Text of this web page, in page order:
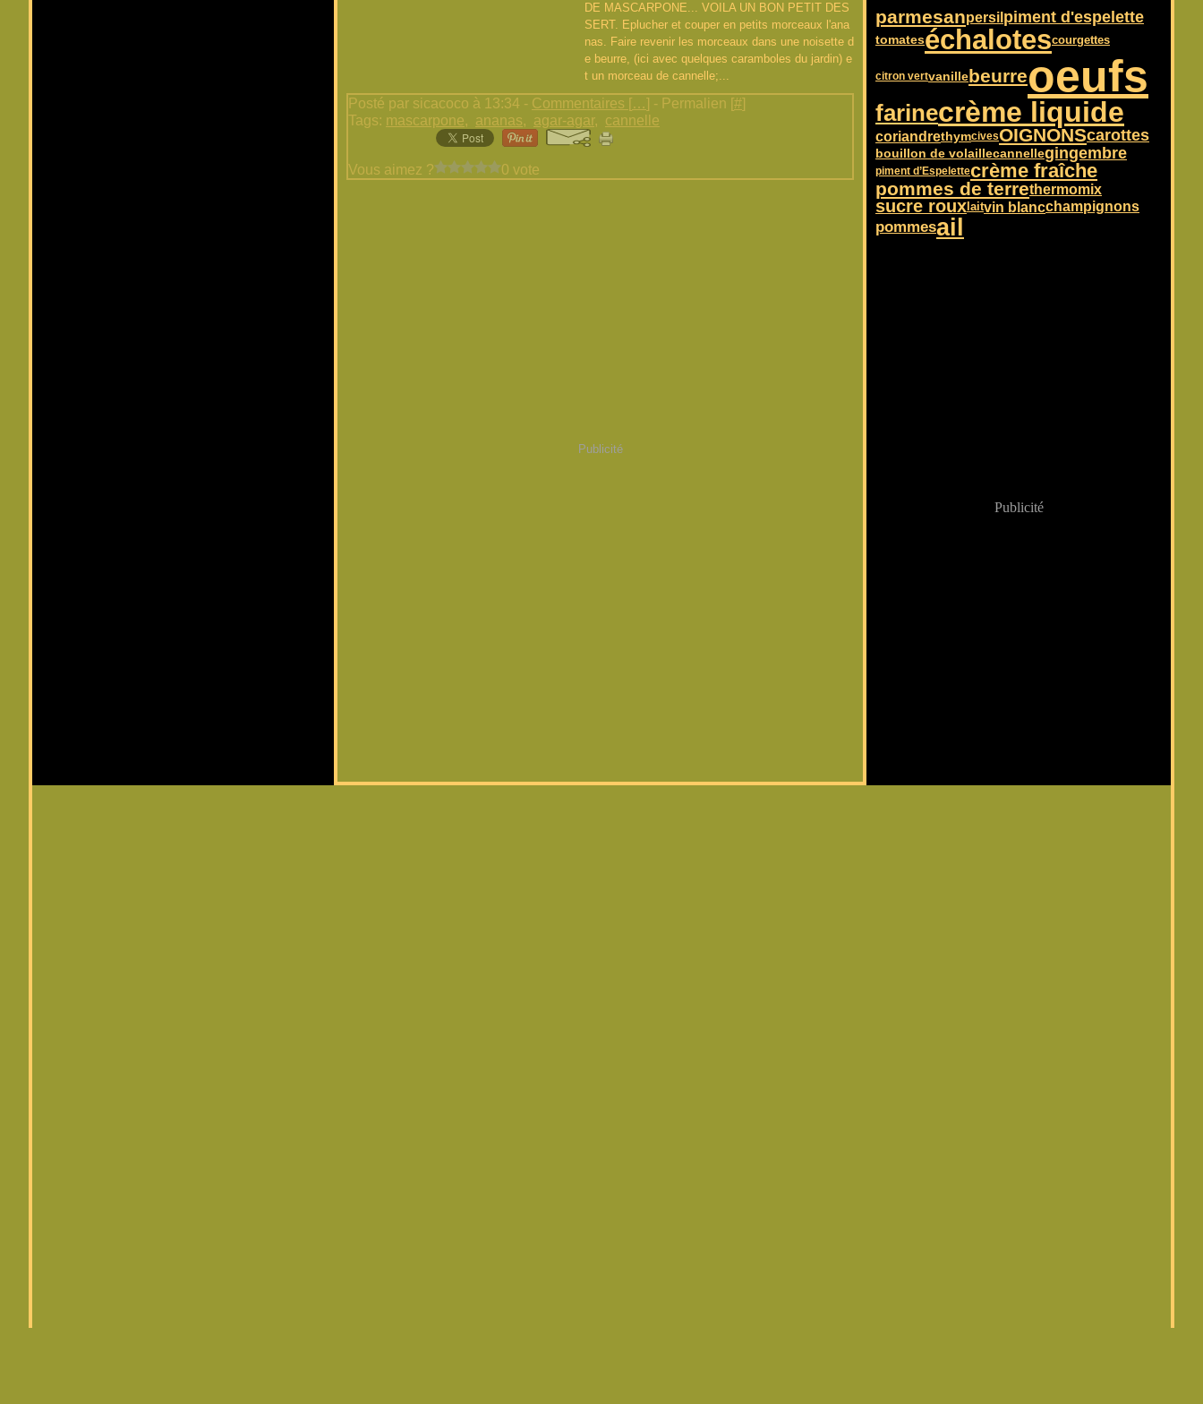
DE MASCARPONE... VOILA UN BON PETIT DES
SERT. Eplucher et couper en petits morceaux l'ana
nas. Faire revenir les morceaux dans une noisette d
e beurre, (ici avec quelques caramboles du jardin) e
t un morceau de cannelle;...
Posté par sicacoco à 13:34 - Commentaires […] - Permalien [#]
Tags: mascarpone, ananas, agar-agar, cannelle
Vous aimez ? 0 vote
Publicité
parmesanpersil piment d'espelette
tomateséchalotescourgettes
citron vertvanillebeurreoeufs
farinecrème liquide
coriandrethymcivesOIGNONScarottes
bouillon de volaillecannellegingembre
piment d’Espelettecrème fraîche
pommes de terrethermomix
sucre roux laitvin blancchampignons
pommesail
Publicité